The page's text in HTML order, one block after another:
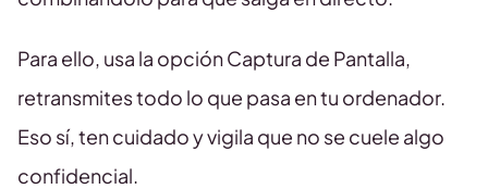
Para ello, usa la opción Captura de Pantalla,
retransmites todo lo que pasa en tu ordenador.
Eso sí, ten cuidado y vigila que no se cuele algo
confidencial.